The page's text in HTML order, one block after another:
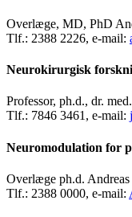
Overlæge, MD, PhD
Tlf.: 2388 2226, e-mail:
Neurokirurgisk
Professor, ph.d., dr.
Tlf.: 7846 3461, e-mail:
Neuromodulation for
Overlæge ph.d.
Tlf.: 2388 0000, e-mail: